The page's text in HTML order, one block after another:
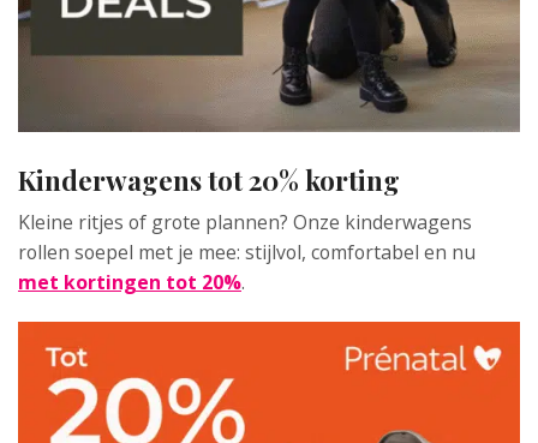
Kinderwagens tot 20% korting
Kleine ritjes of grote plannen? Onze kinderwagens
rollen soepel met je mee: stijlvol, comfortabel en nu
met kortingen tot 20%.